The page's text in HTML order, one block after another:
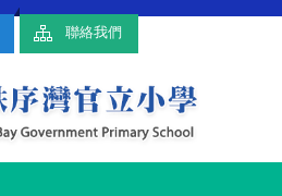
聯絡我們